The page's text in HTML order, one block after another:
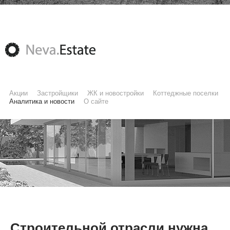
Акции Застройщики ЖК и новостройки
Коттеджные поселки
Аналитика и новости
О сайте